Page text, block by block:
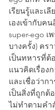
เรียนรู้และเ
เองเข้ากับค
super-ego เ
บางครั้ง) คร
เป็นทหารที่ต้
แนวคิดเรื่อง
และเชื่อว่าก
เป็นสิ่งที่ถูกต้
ไม่ทำตามค